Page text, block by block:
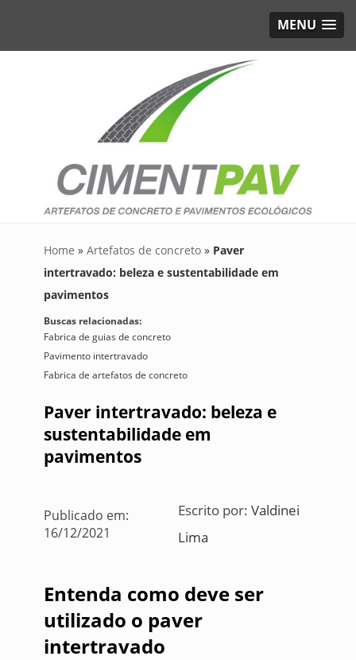
MENU
Home » Artefatos de concreto » Paver
intertravado: beleza e sustentabilidade em
pavimentos
Buscas relacionadas:
Fabrica de guias de concreto
Pavimento intertravado
Fabrica de artefatos de concreto
Paver intertravado: beleza e
sustentabilidade em
pavimentos
Publicado em:
16/12/2021
Escrito por: Valdinei
Lima
Entenda como deve ser
utilizado o paver
intertravado